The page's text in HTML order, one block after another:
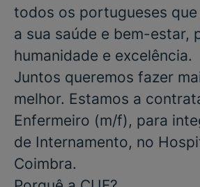
todos os portugueses
a sua saúde e bem-estar,
humanidade e excelência.
Juntos queremos fazer
melhor. Estamos a
Enfermeiro (m/f), para
de Internamento, no
Coimbra.